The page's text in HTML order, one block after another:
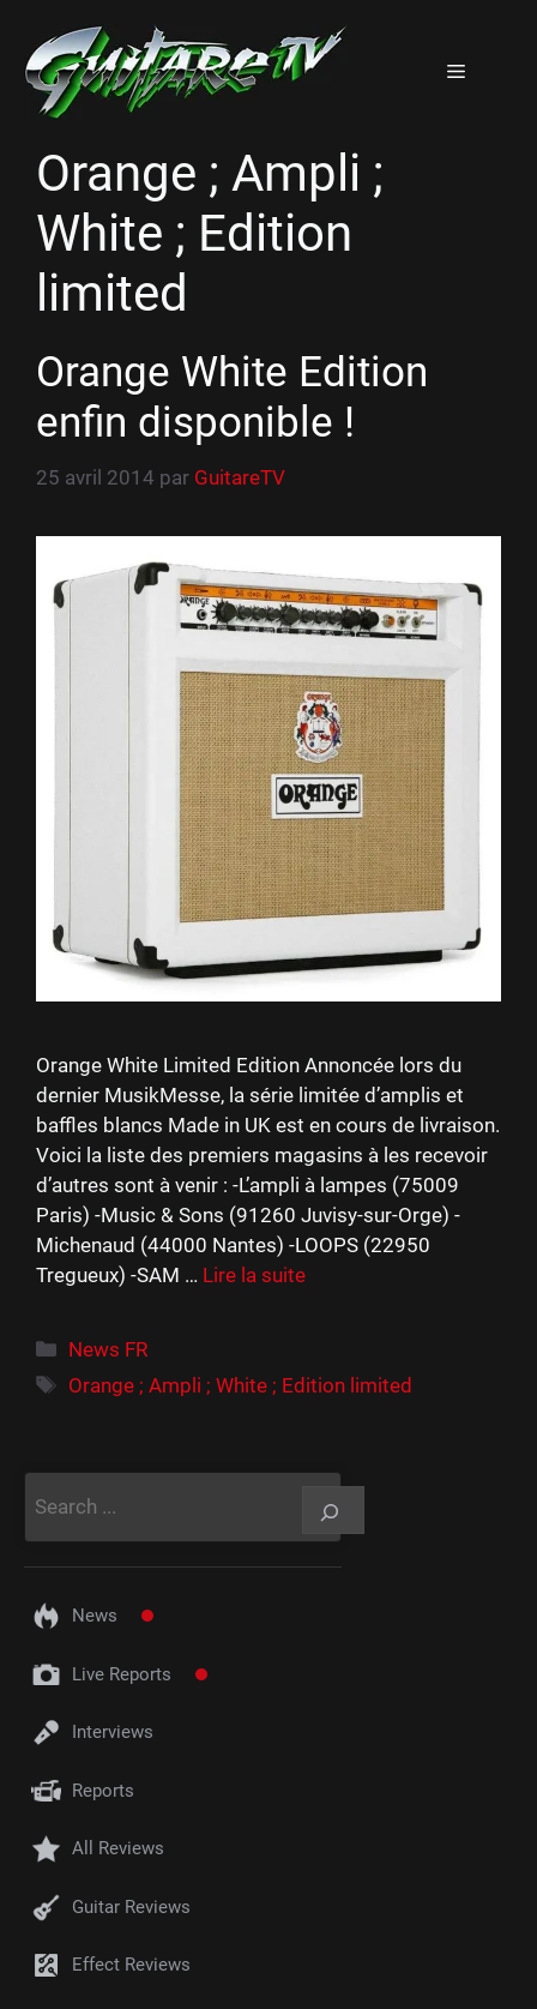
contenu
Menu
Orange ; Ampli ;
White ; Edition
limited
Orange White Edition
enfin disponible !
25 avril 2014 par GuitareTV
Orange White Limited Edition Annoncée lors du
dernier MusikMesse, la série limitée d’amplis et
baffles blancs Made in UK est en cours de livraison.
Voici la liste des premiers magasins à les recevoir
d’autres sont à venir : -L’ampli à lampes (75009
Paris) -Music & Sons (91260 Juvisy-sur-Orge) -
Michenaud (44000 Nantes) -LOOPS (22950
Tregueux) -SAM … Lire la suite
Catégories
News FR
Étiquettes
Orange ; Ampli ; White ; Edition limited
News
Live Reports
Interviews
Reports
All Reviews
Guitar Reviews
Effect Reviews